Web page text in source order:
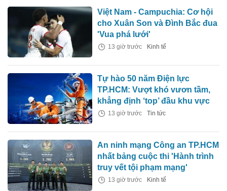
Việt Nam - Campuchia: Cơ hội
cho Xuân Son và Đình Bắc đua
'Vua phá lưới'
13 giờ trước Kinh tế
Tự hào 50 năm Điện lực
TP.HCM: Vượt khó vươn tầm,
khẳng định ‘top’ đầu khu vực
13 giờ trước Tin tức
An ninh mạng Công an TP.HCM
nhất bảng cuộc thi 'Hành trình
truy vết tội phạm mạng'
13 giờ trước Kinh tế